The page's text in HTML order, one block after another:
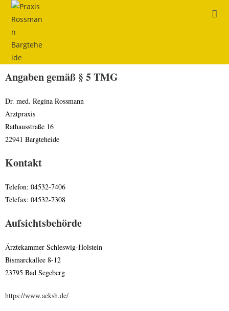
Angaben gemäß § 5 TMG
Dr. med. Regina Rossmann
Arztpraxis
Rathausstraße 16
22941 Bargteheide
Kontakt
Telefon: 04532-7406
Telefax: 04532-7308
Aufsichtsbehörde
Ärztekammer Schleswig-Holstein
Bismarckallee 8-12
23795 Bad Segeberg
https://www.aeksh.de/